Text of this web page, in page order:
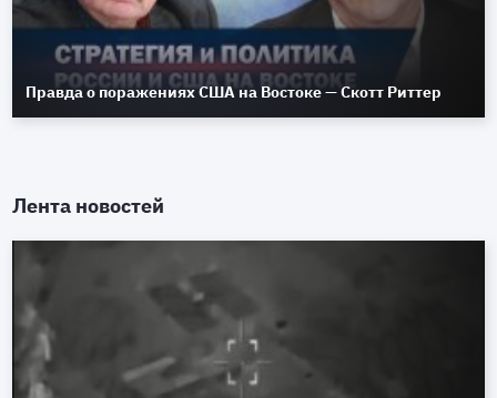
Правда о поражениях США на Востоке — Скотт Риттер
Лента новостей